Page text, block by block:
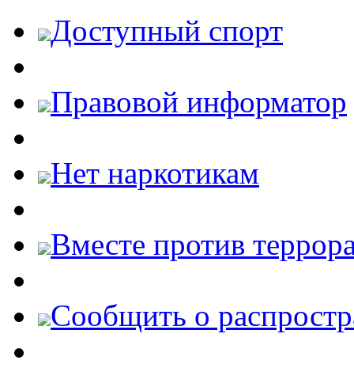
Доступный спорт
Правовой информатор
Нет наркотикам
Вместе против
Cообщить о